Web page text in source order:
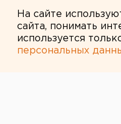
На сайте
сайта, понимать
используется
персональных